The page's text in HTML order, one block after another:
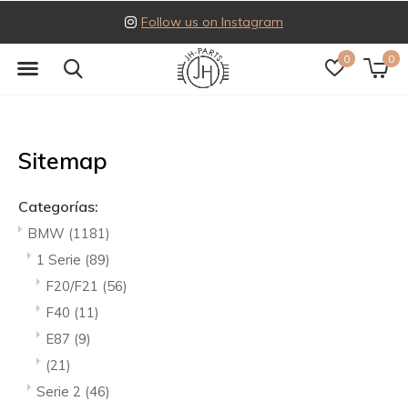
0 0
Follow us on Instagram
Sitemap
Categorías:
BMW (1181)
1 Serie (89)
F20/F21 (56)
F40 (11)
E87 (9)
(21)
Serie 2 (46)